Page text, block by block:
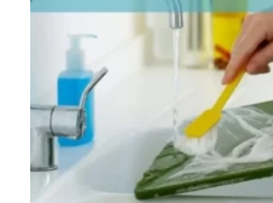
Sạch
Sinh
Thớt
Trong